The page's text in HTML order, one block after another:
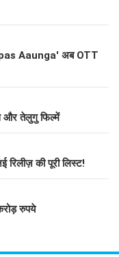
Aaunga' अब OTT
और तेलुगु फिल्में
की पूरी लिस्ट!
रुपये